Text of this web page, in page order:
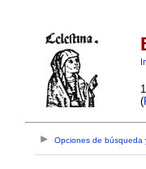
(
Opciones de búsqueda